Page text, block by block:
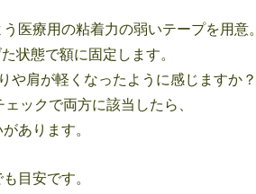
医療用の粘着力の弱いテープを用意。
状態で額に固定します。
や肩が軽くなったように感じますか？
ックで両方に該当したら、
あります。
目安です。